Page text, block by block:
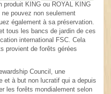
produit KING ou ROYAL KING
pouvez non seulement
également à sa préservation.
tous les bancs de jardin de ces
international FSC. Cela
provient de forêts gérées
Council, une
et à but non lucratif qui a depuis
les forêts mondialement selon